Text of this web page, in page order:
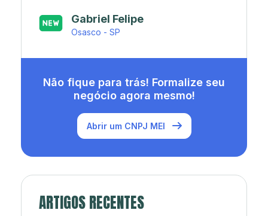
Japa’s açaí e sorveteria
Rio de Janeiro - RJ
Não fique para trás! Formalize seu
negócio agora mesmo!
Abrir um CNPJ MEI
ARTIGOS RECENTES